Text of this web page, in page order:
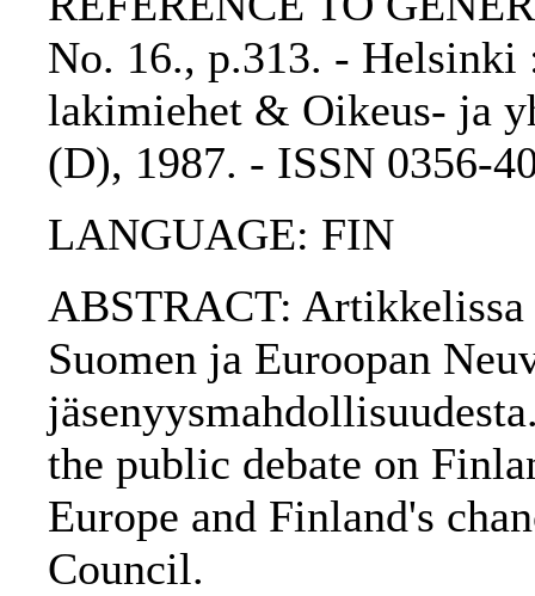
No. 16., p.313. - Helsinki
lakimiehet & Oikeus- ja
(D), 1987. - ISSN 0356-
LANGUAGE: FIN
ABSTRACT: Artikkelissa
Suomen ja Euroopan
the public debate on
Europe and Finland's
Council.